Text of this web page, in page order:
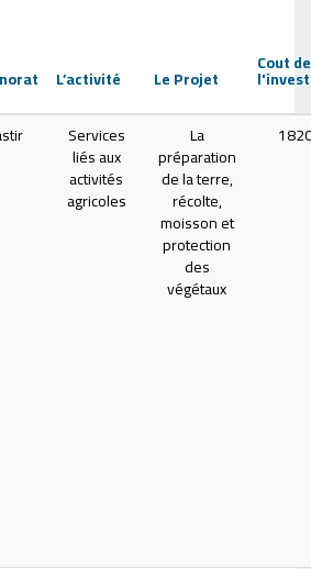
Cout de
Le Projet
L’activité
La
préparation
de la terre,
récolte,
moisson et
protection
des
végétaux
Services
liés aux
activités
agricoles